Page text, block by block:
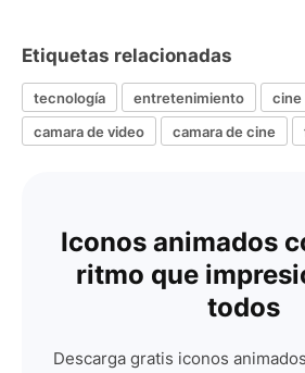
Etiquetas relacionadas
tecnología entretenimiento cine
camara de video
camara de cine
Iconos animados
ritmo que
todos
Descarga gratis iconos